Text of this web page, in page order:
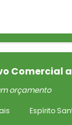
Comercial
orçamento
Espírito